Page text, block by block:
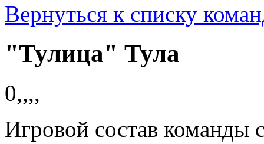
Вернуться к списку
"Тулица" Тула
0,,,,
Игровой состав команды